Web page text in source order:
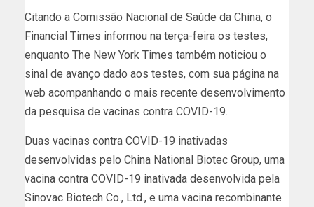
Citando a Comissão Nacional de Saúde da China, o
Financial Times informou na terça-feira os testes,
enquanto The New York Times também noticiou o
sinal de avanço dado aos testes, com sua página na
web acompanhando o mais recente desenvolvimento
da pesquisa de vacinas contra COVID-19.
Duas vacinas contra COVID-19 inativadas
desenvolvidas pelo China National Biotec Group, uma
vacina contra COVID-19 inativada desenvolvida pela
Sinovac Biotech Co., Ltd., e uma vacina recombinante